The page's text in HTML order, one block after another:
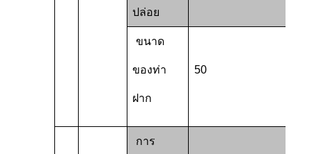
ปล่อย
ขนาด
ของท่า
ฝาก
50
การ